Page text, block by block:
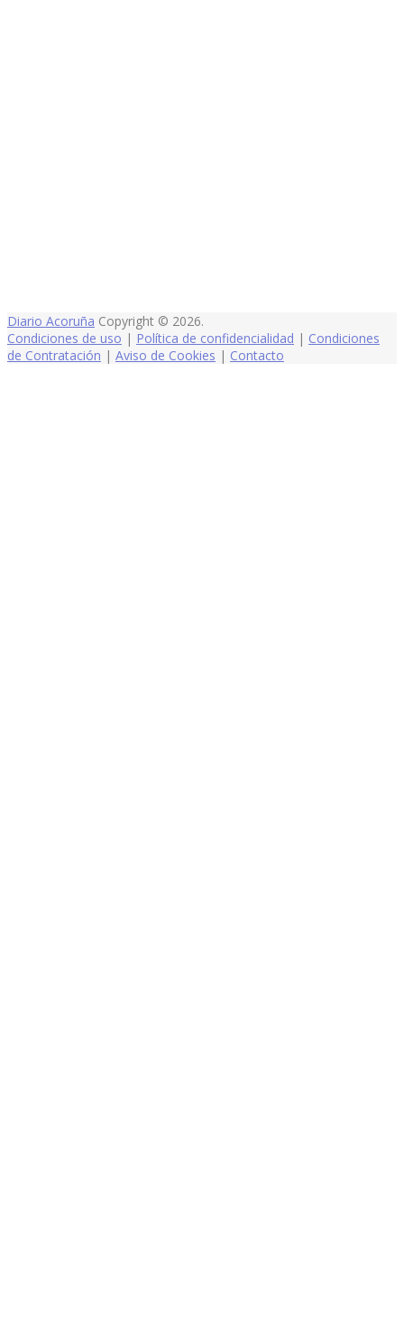
Diario Acoruña Copyright © 2026.
Condiciones de uso | Política de confidencialidad | Condiciones
de Contratación | Aviso de Cookies | Contacto